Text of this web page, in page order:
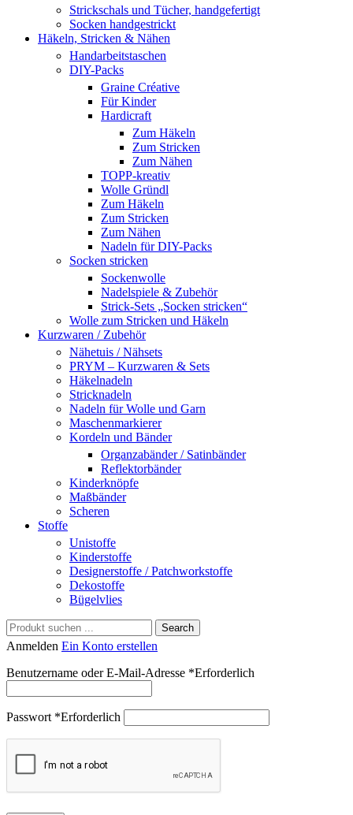
Strickschals und Tücher, handgefertigt
Socken handgestrickt
Häkeln, Stricken & Nähen
Handarbeitstaschen
DIY-Packs
Graine Créative
Für Kinder
Hardicraft
Zum Häkeln
Zum Stricken
Zum Nähen
TOPP-kreativ
Wolle Gründl
Zum Häkeln
Zum Stricken
Zum Nähen
Nadeln für DIY-Packs
Socken stricken
Sockenwolle
Nadelspiele & Zubehör
Strick-Sets „Socken stricken“
Wolle zum Stricken und Häkeln
Kurzwaren / Zubehör
Nähetuis / Nähsets
PRYM – Kurzwaren & Sets
Häkelnadeln
Stricknadeln
Nadeln für Wolle und Garn
Maschenmarkierer
Kordeln und Bänder
Organzabänder / Satinbänder
Reflektorbänder
Kinderknöpfe
Maßbänder
Scheren
Stoffe
Unistoffe
Kinderstoffe
Designerstoffe / Patchworkstoffe
Dekostoffe
Bügelvlies
Search
Anmelden Ein Konto erstellen
Benutzername oder E-Mail-Adresse *Erforderlich
Passwort *Erforderlich